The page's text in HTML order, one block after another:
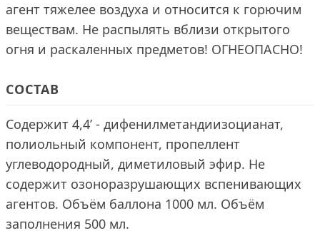
агент тяжелее воздуха и относится к горючим
веществам. Не распылять вблизи открытого
огня и раскаленных предметов! ОГНЕОПАСНО!
СОСТАВ
Содержит 4,4’ - дифенилметандиизоцианат,
полиольный компонент, пропеллент
углеводородный, диметиловый эфир. Не
содержит озоноразрушающих вспенивающих
агентов. Объём баллона 1000 мл. Объём
заполнения 500 мл.